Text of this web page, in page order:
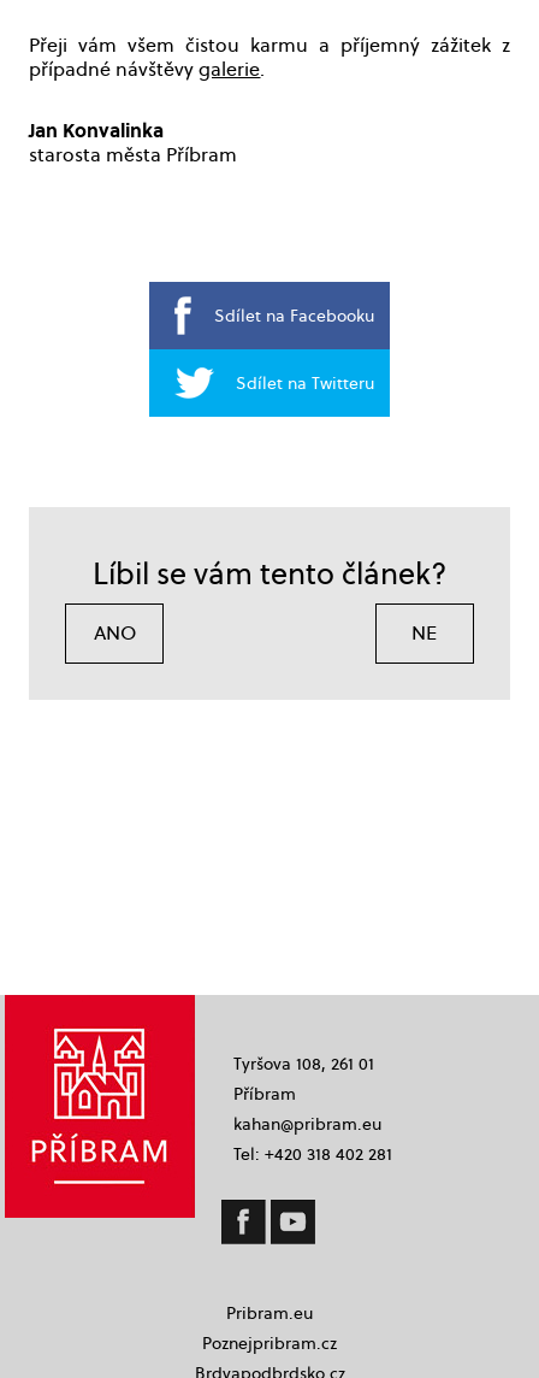
Přeji vám všem čistou karmu a příjemný zážitek z
případné návštěvygalerie.
Jan Konvalinka
starosta města Příbram
Sdílet na Facebooku
Sdílet na Twitteru
Líbil se vám tento článek?
ANO NE
Tyršova 108, 261 01
Příbram
kahan@pribram.eu
Tel: +420 318 402 281
Pribram.eu
Poznejpribram.cz